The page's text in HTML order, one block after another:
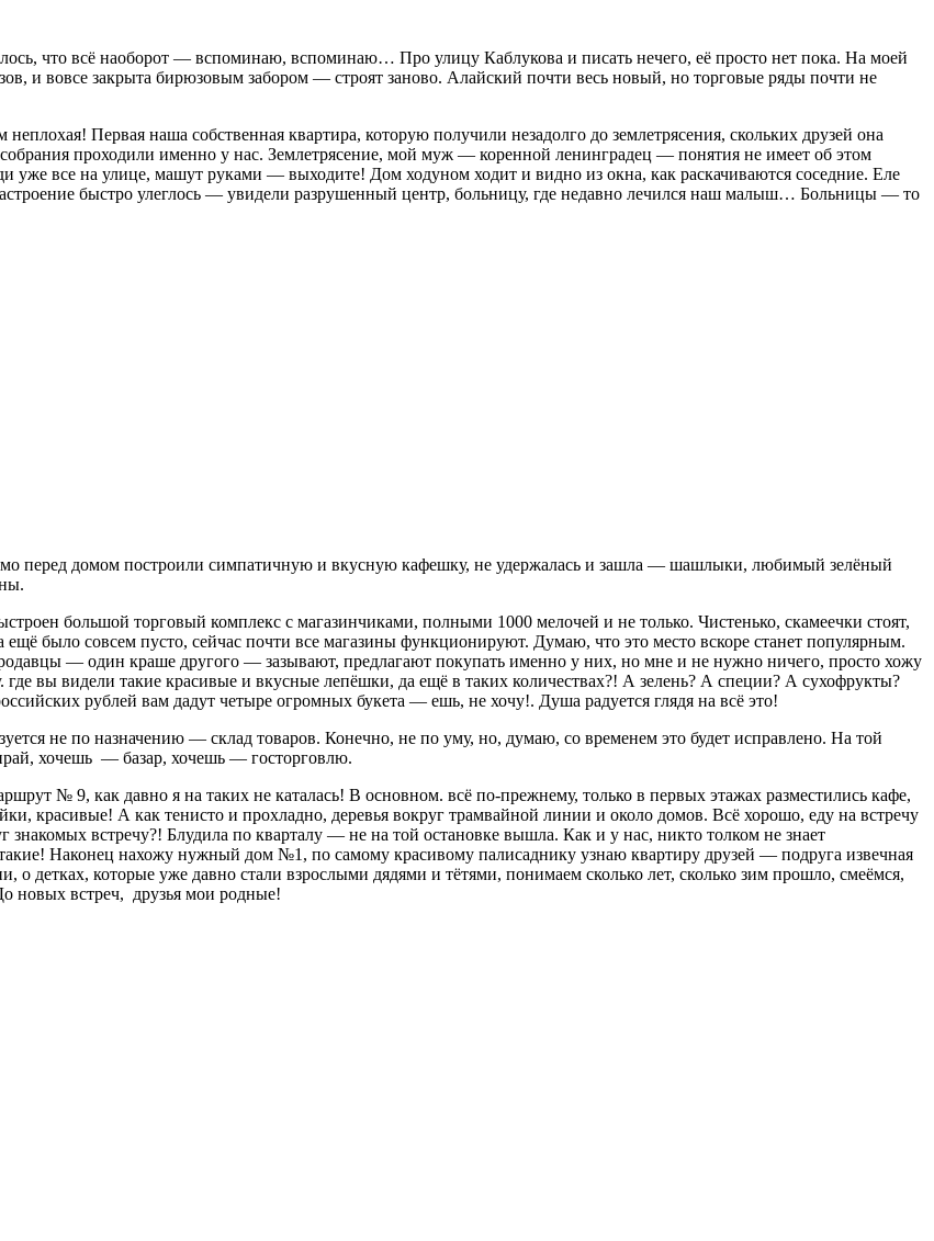
что всё наоборот — вспоминаю, вспоминаю… Про улицу Каблукова и писать нечего, её просто нет пока. На моей
и вовсе закрыта бирюзовым забором — строят заново. Алайский почти весь новый, но торговые ряды почти не
Первая наша собственная квартира, которую получили незадолго до землетрясения, скольких друзей она
проходили именно у нас. Землетрясение, мой муж — коренной ленинградец — понятия не имеет об этом
уже все на улице, машут руками — выходите! Дом ходуном ходит и видно из окна, как раскачиваются соседние. Еле
быстро улеглось — увидели разрушенный центр, больницу, где недавно лечился наш малыш… Больницы — то
перед домом построили симпатичную и вкусную кафешку, не удержалась и зашла — шашлыки, любимый зелёный
большой торговый комплекс с магазинчиками, полными 1000 мелочей и не только. Чистенько, скамеечки стоят,
было совсем пусто, сейчас почти все магазины функционируют. Думаю, что это место вскоре станет популярным.
— один краше другого — зазывают, предлагают покупать именно у них, но мне и не нужно ничего, просто хожу
вы видели такие красивые и вкусные лепёшки, да ещё в таких количествах?! А зелень? А специи? А сухофрукты?
рублей вам дадут четыре огромных букета — ешь, не хочу!. Душа радуется глядя на всё это!
не по назначению — склад товаров. Конечно, не по уму, но, думаю, со временем это будет исправлено. На той
хочешь — базар, хочешь — госторговлю.
№ 9, как давно я на таких не каталась! В основном. всё по-прежнему, только в первых этажах разместились кафе,
красивые! А как тенисто и прохладно, деревья вокруг трамвайной линии и около домов. Всё хорошо, еду на встречу
встречу?! Блудила по кварталу — не на той остановке вышла. Как и у нас, никто толком не знает
Наконец нахожу нужный дом №1, по самому красивому палисаднику узнаю квартиру друзей — подруга извечная
детках, которые уже давно стали взрослыми дядями и тётями, понимаем сколько лет, сколько зим прошло, смеёмся,
новых встреч, друзья мои родные!